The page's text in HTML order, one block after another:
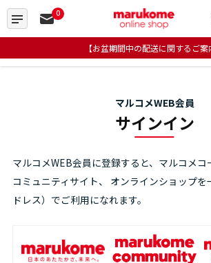
0
【お盆期間中の配送に関するご案
マルコメWEB会員
サインイン
マルコメWEB会員に登録すると、マルコメコ
コミュニティサイト、
オンラインショップ
ドレス）でご利用になれます。